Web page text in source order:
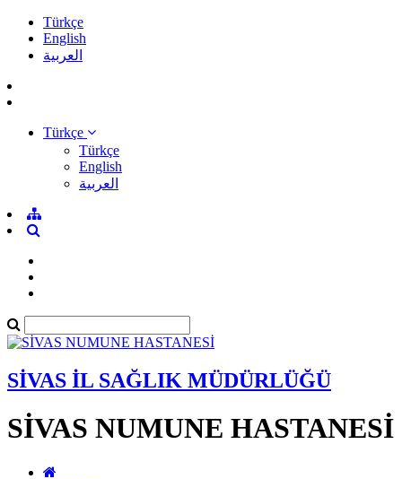
Türkçe
English
العربية
Türkçe
Türkçe
English
العربية
SİVAS İL SAĞLIK MÜDÜRLÜĞÜ
SİVAS NUMUNE HASTANESİ